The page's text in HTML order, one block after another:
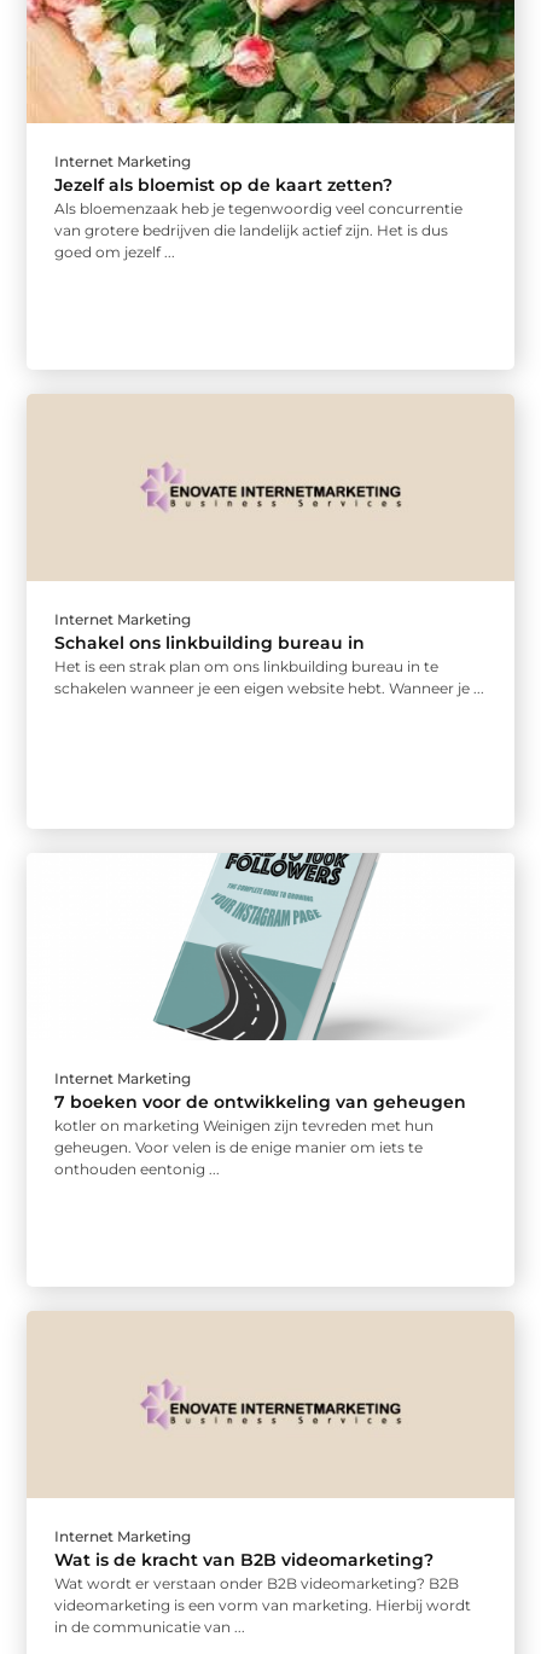
Internet Marketing
Jezelf als bloemist op de kaart zetten?
Als bloemenzaak heb je tegenwoordig veel concurrentie
van grotere bedrijven die landelijk actief zijn. Het is dus
goed om jezelf ...
Internet Marketing
Schakel ons linkbuilding bureau in
Het is een strak plan om ons linkbuilding bureau in te
schakelen wanneer je een eigen website hebt. Wanneer je ...
Internet Marketing
7 boeken voor de ontwikkeling van geheugen
kotler on marketing Weinigen zijn tevreden met hun
geheugen. Voor velen is de enige manier om iets te
onthouden eentonig ...
Internet Marketing
Wat is de kracht van B2B videomarketing?
Wat wordt er verstaan onder B2B videomarketing? B2B
videomarketing is een vorm van marketing. Hierbij wordt
in de communicatie van ...